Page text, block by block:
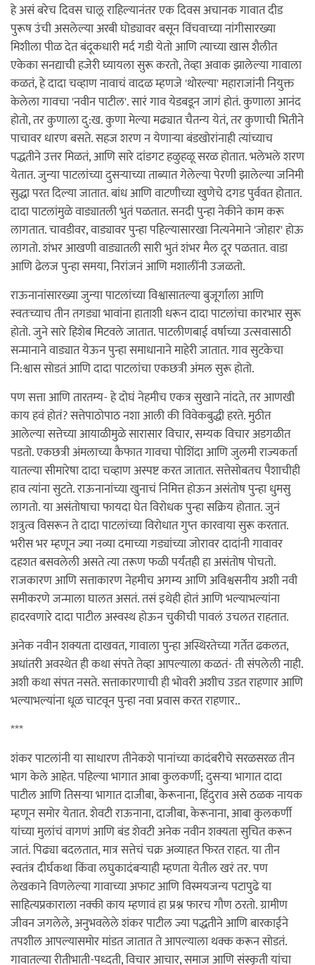
हे असं बरेच दिवस चालू राहिल्यानंतर एक दिवस अचानक गावात दीड
पुरूष उंची असलेल्या अरबी घोड्यावर बसून विंचवाच्या नांगीसारख्या
मिशीला पीळ देत बंदूकधारी मर्द गडी येतो आणि त्याच्या खास शैलीत
एकेका सनद्याची हजेरी घ्यायला सुरू करतो, तेव्हा अवाक झालेल्या गावाला
कळतं, हे दादा चव्हाण नावाचं वादळ म्हणजे 'थोरल्या' महाराजांनी नियुक्त
केलेला गावचा 'नवीन पाटील'. सारं गाव येडबडून जागं होतं. कुणाला आनंद
होतो, तर कुणाला दु:ख. कुणा मेल्या मढ्यात चैतन्य येतं, तर कुणाची भितीने
पाचावर धारण बसते. सहज शरण न येणार्‍या बंडखोरांनाही त्यांच्याच
पद्धतीने उत्तर मिळतं, आणि सारे दांडगट हळुहळू सरळ होतात. भलेभले शरण
येतात. जुन्या पाटलांच्या दुसर्‍याच्या ताब्यात गेलेल्या पेरणी झालेल्या जनिमी
सुद्धा परत दिल्या जातात. बांध आणि वाटणीच्या खुणेचे दगड पुर्ववत होतात.
दादा पाटलांमुळे वाड्यातली भुतं पळतात. सनदी पुन्हा नेकीने काम करू
लागतात. चावडीवर, वाड्यावर पुन्हा पहिल्यासारखा नित्यनेमाने 'जोहार' होऊ
लागतो. शंभर आखणी वाड्यातली सारी भुतं शंभर मैल दूर पळतात. वाडा
आणि ढेलज पुन्हा समया, निरांजनं आणि मशालींनी उजळतो.
राऊनानांसारख्या जुन्या पाटलांच्या विश्वासातल्या बुजूर्गाला आणि
स्वतःच्याच तीन तगड्या भावांना हाताशी धरून दादा पाटलांचा कारभार सुरू
होतो. जुने सारे हिशेब मिटवले जातात. पाटलीणबाई वर्षाच्या उत्सवासाठी
सन्मानाने वाड्यात येऊन पुन्हा समाधानाने माहेरी जातात. गाव सुटकेचा
नि:श्वास सोडतं आणि दादा पाटलांचा एकछत्री अंमल सुरू होतो.
पण सत्ता आणि तारतम्य- हे दोघं नेहमीच एकत्र सुखाने नांदते, तर आणखी
काय हवं होतं? सत्तेपाठोपाठ नशा आली की विवेकबुद्धी हरते. मुठीत
आलेल्या सत्तेच्या आयाळीमुळे सारासार विचार, सम्यक विचार अडगळीत
पडतो. एकछत्री अंमलाच्या कैफात गावचा पोशिंदा आणि जुलमी राज्यकर्ता
यातल्या सीमारेषा दादा चव्हाण अस्पष्ट करत जातात. सत्तेसोबतच पैशाचीही
हाव त्यांना सुटते. राऊनानांच्या खुनाचं निमित्त होऊन असंतोष पुन्हा धुमसु
लागतो. या असंतोषाचा फायदा घेत विरोधक पुन्हा सक्रिय होतात. जुनं
शत्रुत्व विसरून ते दादा पाटलांच्या विरोधात गुप्त कारवाया सुरू करतात.
भरीस भर म्हणून ज्या नव्या दमाच्या गड्यांच्या जोरावर दादांनी गावावर
दहशत बसवलेली असते त्या तरूण फळी पर्यंतही हा असंतोष पोचतो.
राजकारण आणि सत्ताकारण नेहमीच अगम्य आणि अविश्वसनीय अशी नवी
समीकरणे जन्माला घालत असतं. तसं इथेही होतं आणि भल्याभल्यांना
हादरवणारे दादा पाटील अस्वस्थ होऊन चुकीची पावलं उचलत राहतात.
अनेक नवीन शक्यता दाखवत, गावाला पुन्हा अस्थिरतेच्या गर्तेत ढकलत,
अधांतरी अवस्थेत ही कथा संपते तेव्हा आपल्याला कळतं- ती संपलेली नाही.
अशी कथा संपत नसते. सत्ताकारणाची ही भोवरी अशीच उडत राहणार आणि
भल्याभल्यांना धूळ चाटवून पुन्हा नवा प्रवास करत राहणार..
***
शंकर पाटलांनी या साधारण तीनेकशे पानांच्या कादंबरीचे सरळसरळ तीन
भाग केले आहेत. पहिल्या भागात आबा कुलकर्णी; दुसर्‍या भागात दादा
पाटील आणि तिसर्‍या भागात दाजीबा, केरूनाना, हिंदुराव असे ठळक नायक
म्हणून समोर येतात. शेवटी राऊनाना, दाजीबा, केरूनाना, आबा कुलकर्णी
यांच्या मुलांचं वागणं आणि बंड शेवटी अनेक नवीन शक्यता सुचित करून
जातं. पिढ्या बदलतात, मात्र सत्तेचं चक्र अव्याहत फिरत राहत. या तीन
स्वतंत्र दीर्घकथा किंवा लघुकादंबर्‍याही म्हणता येतील खरं तर. पण
लेखकाने विणलेल्या गावाच्या अफाट आणि विस्मयजन्य पटापुढे या
साहित्यप्रकाराला नक्की काय म्हणावं हा प्रश्न फारच गौण ठरतो. ग्रामीण
जीवन जगलेले, अनुभवलेले शंकर पाटील ज्या पद्धतीने आणि बारकाईने
तपशील आपल्यासमोर मांडत जातात ते आपल्याला थक्क करून सोडतं.
गावातल्या रीतीभाती-पध्दती, विचार आचार, समाज आणि संस्कृती यांचा